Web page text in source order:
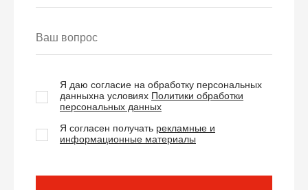
Я даю согласие на обработку персональных
данныхна условиях Политики обработки
персональных данных
Я согласен получать рекламные и
информационные материалы